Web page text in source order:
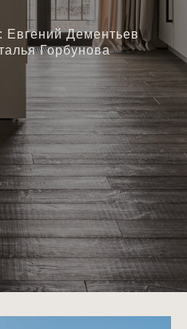
Евгений Дементьев
Горбунова